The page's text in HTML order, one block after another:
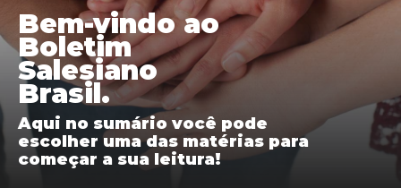
Bem-vindo ao
Boletim
Salesiano
Brasil.
Aqui no sumário você pode
escolher uma das matérias para
começar a sua leitura!